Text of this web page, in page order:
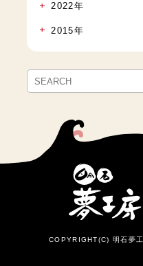
2022年
2015年
COPYRIGHT(C) 明石夢